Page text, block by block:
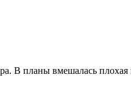
планы вмешалась плохая